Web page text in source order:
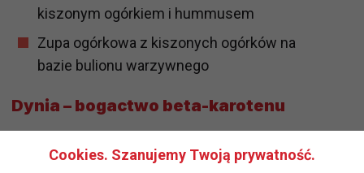
kiszonym ogórkiem i hummusem
Zupa ogórkowa z kiszonych ogórków na
bazie bulionu warzywnego
Dynia – bogactwo beta-karotenu
nie tylko smaczna, ale także wyjątkowo zdrowa.
Cookies. Szanujemy Twoją prywatność.